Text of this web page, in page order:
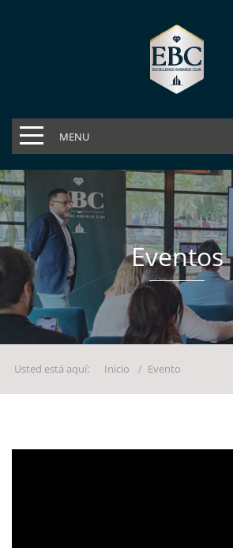
MENU
Eventos
Usted está aquí: Inicio Evento